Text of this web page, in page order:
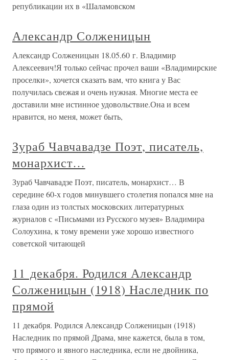
републикации их в «Шаламовском
Александр Солженицын
Александр Солженицын 18.05.60 г. Владимир
Алексеевич!Я только сейчас прочел ваши «Владимирские
проселки», хочется сказать вам, что книга у Вас
получилась свежая и очень нужная. Многие места ее
доставили мне истинное удовольствие.Она и всем
нравится, но меня, может быть,
Зураб Чавчавадзе Поэт, писатель,
монархист…
Зураб Чавчавадзе Поэт, писатель, монархист… В
середине 60-х годов минувшего столетия попался мне на
глаза один из толстых московских литературных
журналов с «Письмами из Русского музея» Владимира
Солоухина, к тому времени уже хорошо известного
советской читающей
11 декабря. Родился Александр
Солженицын (1918) Наследник по
прямой
11 декабря. Родился Александр Солженицын (1918)
Наследник по прямой Драма, мне кажется, была в том,
что прямого и явного наследника, если не двойника,